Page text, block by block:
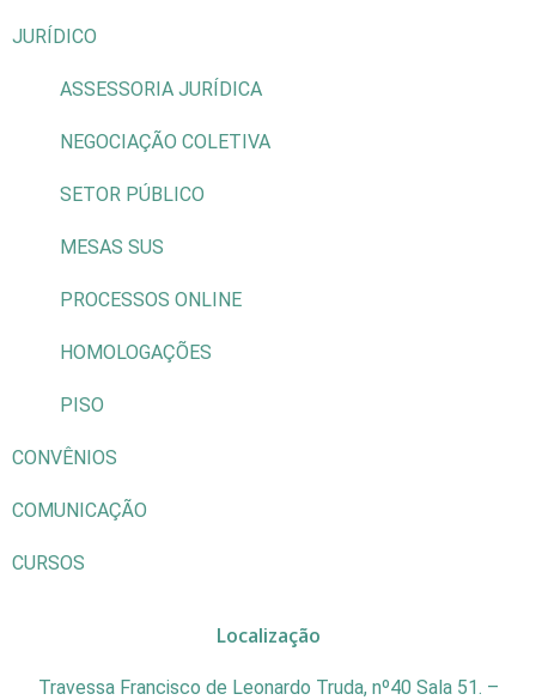
JURÍDICO
ASSESSORIA JURÍDICA
NEGOCIAÇÃO COLETIVA
SETOR PÚBLICO
MESAS SUS
PROCESSOS ONLINE
HOMOLOGAÇÕES
PISO
CONVÊNIOS
COMUNICAÇÃO
CURSOS
Localização
Travessa Francisco de Leonardo Truda, nº40 Sala 51. –